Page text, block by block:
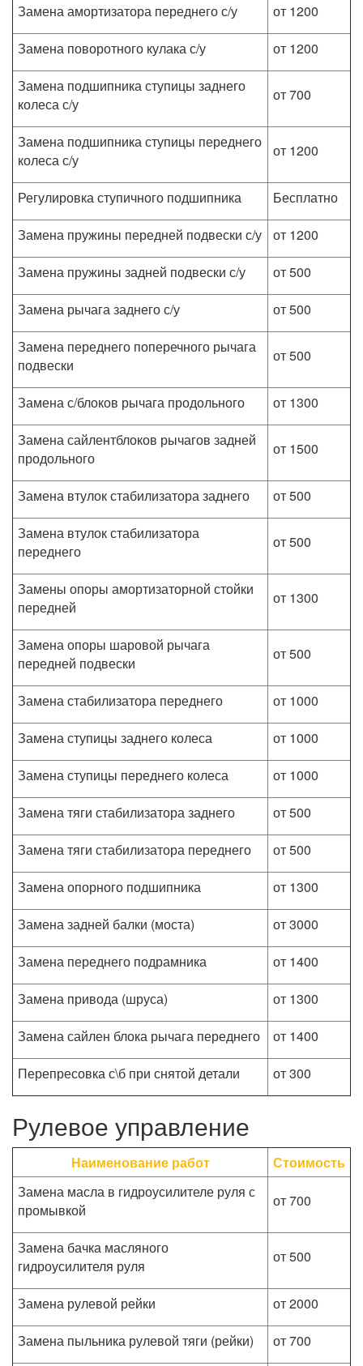
Замена амортизатора переднего с/у
от 1200
Замена поворотного кулака с/у
от 1200
Замена подшипника ступицы заднего
колеса с/у
от 700
Замена подшипника ступицы переднего
колеса с/у
от 1200
Регулировка ступичного подшипника
Бесплатно
Замена пружины передней подвески с/у
от 1200
Замена пружины задней подвески с/у
от 500
Замена рычага заднего с/у
от 500
Замена переднего поперечного рычага
подвески
от 500
Замена с/блоков рычага продольного
от 1300
Замена сайлентблоков рычагов задней
продольного
от 1500
Замена втулок стабилизатора заднего
от 500
Замена втулок стабилизатора
переднего
от 500
Замены опоры амортизаторной стойки
передней
от 1300
Замена опоры шаровой рычага
передней подвески
от 500
Замена стабилизатора переднего
от 1000
Замена ступицы заднего колеса
от 1000
Замена ступицы переднего колеса
от 1000
Замена тяги стабилизатора заднего
от 500
Замена тяги стабилизатора переднего
от 500
Замена опорного подшипника
от 1300
Замена задней балки (моста)
от 3000
Замена переднего подрамника
от 1400
Замена привода (шруса)
от 1300
Замена сайлен блока рычага переднего
от 1400
Перепресовка с\б при снятой детали
от 300
Рулевое управление
Наименование работ
Стоимость
Замена масла в гидроусилителе руля с
промывкой
от 700
Замена бачка масляного
гидроусилителя руля
от 500
Замена рулевой рейки
от 2000
Замена пыльника рулевой тяги (рейки)
от 700